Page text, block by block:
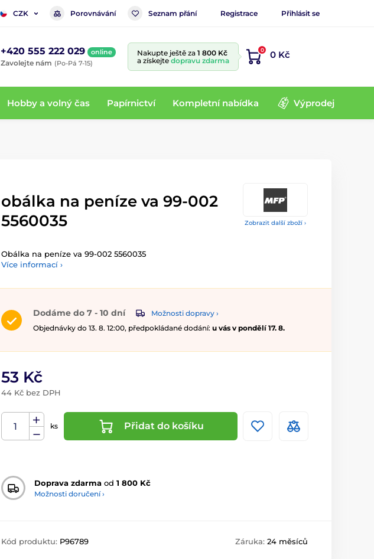
CZK Porovnávání Seznam přání Registrace Přihlásit se
+420 555 222 029 online
Zavolejte nám (Po-Pá 7-15)
Nakupte ještě za 1 800 Kč
a získejte dopravu zdarma
0 0 Kč
Hobby a volný čas Papírnictví Kompletní nabídka Výprodej
Zobrazit další zboží ›
obálka na peníze va 99-002
5560035
Obálka na peníze va 99-002 5560035
Více informací ›
Dodáme do 7 - 10 dní
Možnosti dopravy ›
Objednávky do 13. 8. 12:00, předpokládané dodání: u vás v pondělí 17. 8.
53 Kč
44 Kč bez DPH
ks Přidat do košíku
Doprava zdarma od 1 800 Kč
Možnosti doručení ›
Kód produktu: P96789 Záruka: 24 měsíců